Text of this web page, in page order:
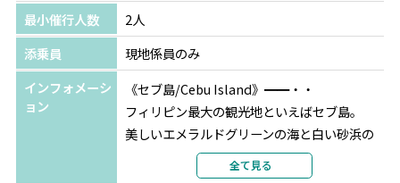
◆限定人数：先着300組様
◆お申込み可能人数：2名様以上
◆ご料金：1名様15,000円
〇Aプラン：早朝ジンベエザメウォッチングツアー
→追加代金7,000円で白い砂浜が人気のスミロン島(ランチ
付き)に変更可！
〇Bプラン：アイランドピクニックツアー(ソルパ島+ヒル
最小催行人数
2人
添乗員
現地係員のみ
インフォメーシ
ョン
《セブ島/Cebu Island》━━・・
フィリピン最大の観光地といえばセブ島。
美しいエメラルドグリーンの海と白い砂浜の
美しいビーチがなんといっても魅力♪
カトリック教会や植民地時代の歴史的建造
全て見る